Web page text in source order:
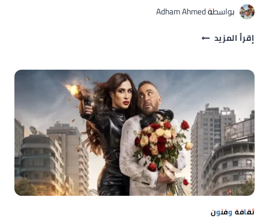
بواسطةAdham Ahmed
إقرأ المزيد قصر
ملتقى
الثقافات
كتاب
يجدد
قراءة
الأسطورة
الأندلسية
ثقافة وفنون